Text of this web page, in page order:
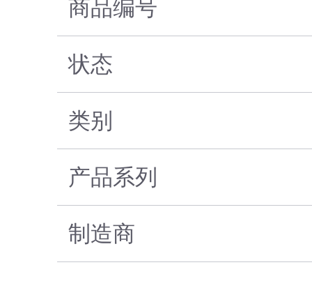
商品编号
状态
类别
产品系列
制造商